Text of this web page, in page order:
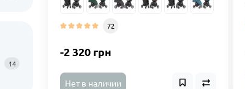
14
72
-2 320 грн
Нет в наличии